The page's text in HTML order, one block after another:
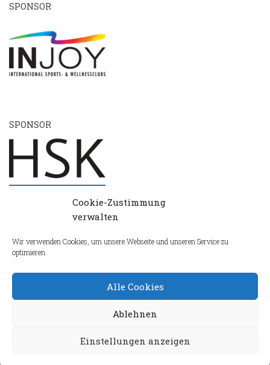
Cookie-Zustimmung
verwalten
Wir verwenden Cookies, um unsere Webseite und unseren Service zu
optimieren.
Alle Cookies
Ablehnen
Einstellungen anzeigen
SPONSOR
SPONSOR